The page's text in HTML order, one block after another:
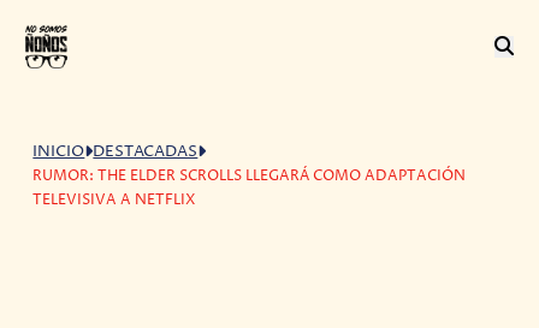
INICIO DESTACADAS
RUMOR: THE ELDER SCROLLS LLEGARÁ COMO ADAPTACIÓN
TELEVISIVA A NETFLIX